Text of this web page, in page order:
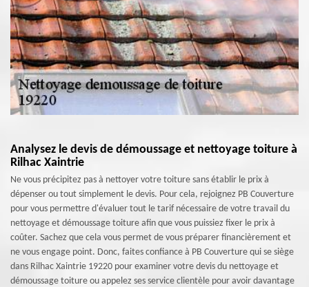
Analysez le devis de démoussage et nettoyage toiture à
Rilhac Xaintrie
Ne vous précipitez pas à nettoyer votre toiture sans établir le prix à
dépenser ou tout simplement le devis. Pour cela, rejoignez PB Couverture
pour vous permettre d'évaluer tout le tarif nécessaire de votre travail du
nettoyage et démoussage toiture afin que vous puissiez fixer le prix à
coûter. Sachez que cela vous permet de vous préparer financièrement et
ne vous engage point. Donc, faites confiance à PB Couverture qui se siège
dans Rilhac Xaintrie 19220 pour examiner votre devis du nettoyage et
démoussage toiture ou appelez ses service clientèle pour avoir davantage